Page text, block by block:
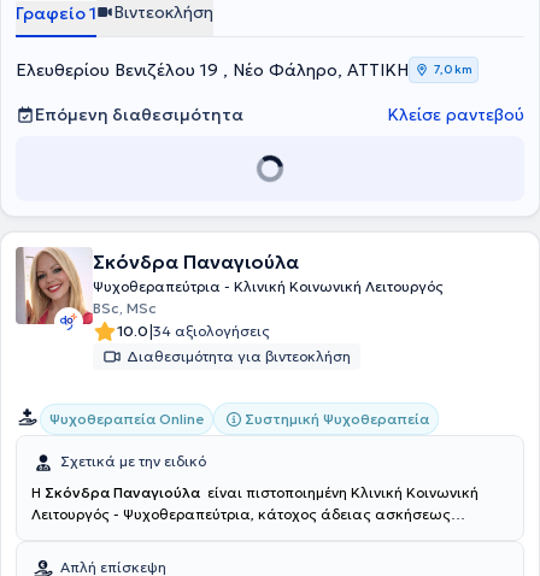
Γραφείο 1 Βιντεοκλήση
Ελευθερίου Βενιζέλου 19 , Νέο Φάληρο, ΑΤΤΙΚΗ 7,0 km
Επόμενη διαθεσιμότητα Κλείσε ραντεβού
Σκόνδρα Παναγιούλα
Ψυχοθεραπεύτρια - Κλινική Κοινωνική Λειτουργός
BSc, MSc
10.0|34 αξιολογήσεις
Διαθεσιμότητα για βιντεοκλήση
Ψυχοθεραπεία Online Συστημική Ψυχοθεραπεία
Σχετικά με την ειδικό
Η Σκόνδρα Παναγιούλα είναι πιστοποιημένη Κλινική Κοινωνική
Λειτουργός - Ψυχοθεραπεύτρια, κάτοχος άδειας ασκήσεως
Πατρών. Εξειδικεύτηκε και ολοκλήρωσε την 4ετή εκπαίδευση της
Απλή επίσκεψη